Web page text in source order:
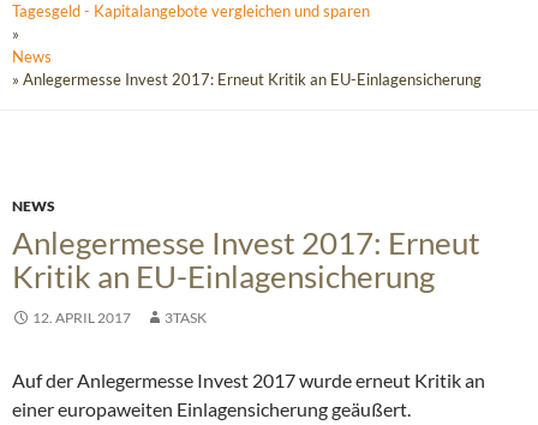
Tagesgeld - Kapitalangebote vergleichen und sparen
»
News
» Anlegermesse Invest 2017: Erneut Kritik an EU-Einlagensicherung
NEWS
Anlegermesse Invest 2017: Erneut
Kritik an EU-Einlagensicherung
12. APRIL 2017 3TASK
Auf der Anlegermesse Invest 2017 wurde erneut Kritik an
einer europaweiten Einlagensicherung geäußert.